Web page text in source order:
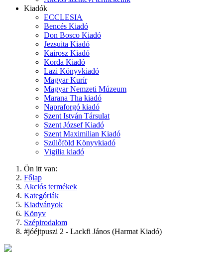
Kiadók
ECCLESIA
Bencés Kiadó
Don Bosco Kiadó
Jezsuita Kiadó
Kairosz Kiadó
Korda Kiadó
Lazi Könyvkiadó
Magyar Kurír
Magyar Nemzeti Múzeum
Marana Tha kiadó
Napraforgó kiadó
Szent István Társulat
Szent József Kiadó
Szent Maximilian Kiadó
Szülőföld Könyvkiadó
Vigilia kiadó
Ön itt van:
Főlap
Akciós termékek
Kategóriák
Kiadványok
Könyv
Szépirodalom
#jóéjtpuszi 2 - Lackfi János (Harmat Kiadó)